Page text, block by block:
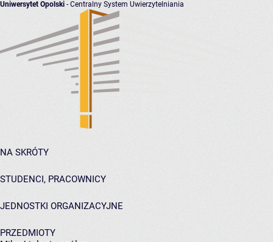
Uniwersytet Opolski - Centralny System Uwierzytelniania
NA SKRÓTY
STUDENCI, PRACOWNICY
JEDNOSTKI ORGANIZACYJNE
PRZEDMIOTY